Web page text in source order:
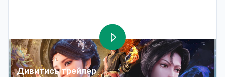
Дивитись трейлер